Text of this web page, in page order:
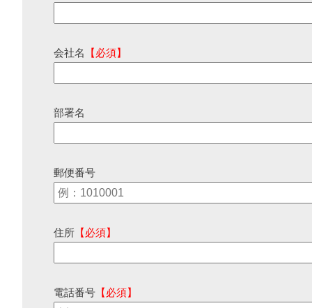
会社名 【必須】
部署名
郵便番号
住所 【必須】
電話番号 【必須】